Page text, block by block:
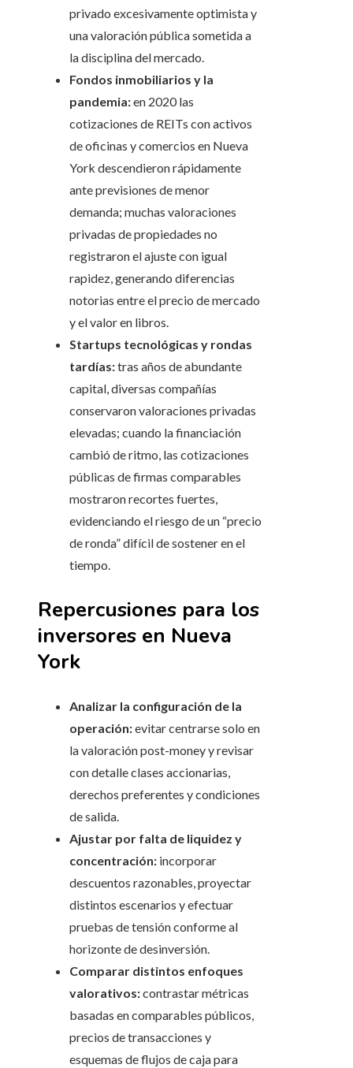
privado excesivamente optimista y
una valoración pública sometida a
la disciplina del mercado.
Fondos inmobiliarios y la
pandemia:en 2020 las
cotizaciones de REITs con activos
de oficinas y comercios en Nueva
York descendieron rápidamente
ante previsiones de menor
demanda; muchas valoraciones
privadas de propiedades no
registraron el ajuste con igual
rapidez, generando diferencias
notorias entre el precio de mercado
y el valor en libros.
Startups tecnológicas y rondas
tardías:tras años de abundante
capital, diversas compañías
conservaron valoraciones privadas
elevadas; cuando la financiación
cambió de ritmo, las cotizaciones
públicas de firmas comparables
mostraron recortes fuertes,
evidenciando el riesgo de un “precio
de ronda” difícil de sostener en el
tiempo.
Repercusiones para los
inversores en Nueva
York
Analizar la configuración de la
operación:evitar centrarse solo en
la valoración post-money y revisar
con detalle clases accionarias,
derechos preferentes y condiciones
de salida.
Ajustar por falta de liquidez y
concentración: incorporar
descuentos razonables, proyectar
distintos escenarios y efectuar
pruebas de tensión conforme al
horizonte de desinversión.
Comparar distintos enfoques
valorativos:contrastar métricas
basadas en comparables públicos,
precios de transacciones y
esquemas de flujos de caja para